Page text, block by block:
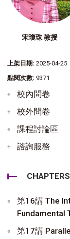
宋瓊珠 教授
上架日期: 2025-04-25
點閱次數: 9371
校內問卷
校外問卷
課程討論區
諮詢服務
CHAPTERS
第16講 The
Fundamental
第17講